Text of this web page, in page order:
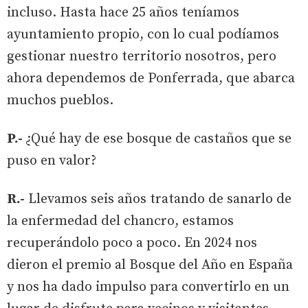
incluso. Hasta hace 25 años teníamos
ayuntamiento propio, con lo cual podíamos
gestionar nuestro territorio nosotros, pero
ahora dependemos de Ponferrada, que abarca
muchos pueblos.
P.- ¿Qué hay de ese bosque de castaños que se
puso en valor?
R.- Llevamos seis años tratando de sanarlo de
la enfermedad del chancro, estamos
recuperándolo poco a poco. En 2024 nos
dieron el premio al Bosque del Año en España
y nos ha dado impulso para convertirlo en un